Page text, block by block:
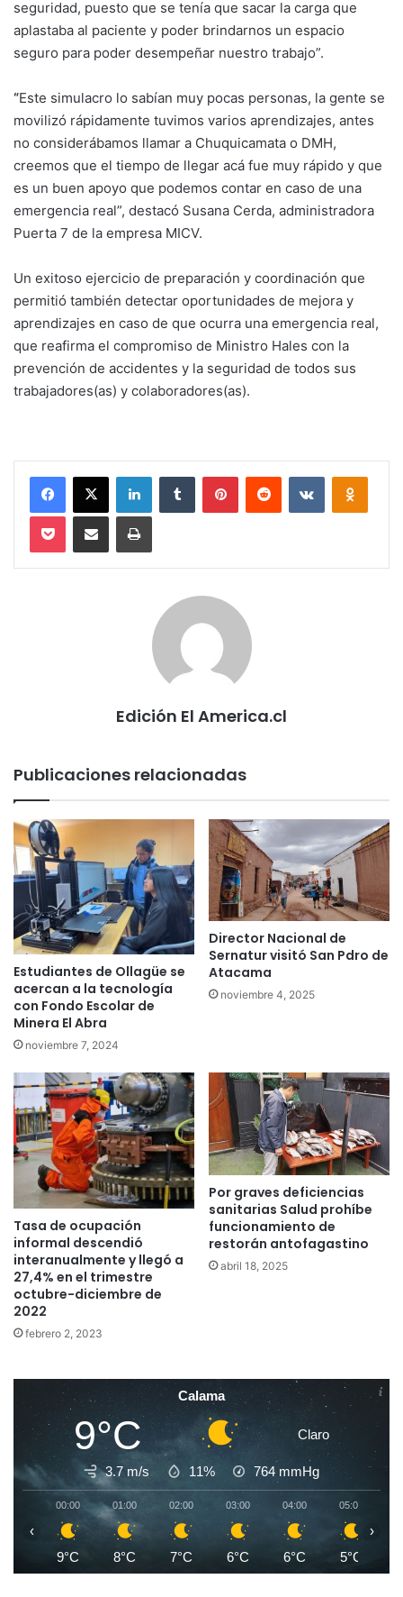
seguridad, puesto que se tenía que sacar la carga que
aplastaba al paciente y poder brindarnos un espacio
seguro para poder desempeñar nuestro trabajo”.
“Este simulacro lo sabían muy pocas personas, la gente se
movilizó rápidamente tuvimos varios aprendizajes, antes
no considerábamos llamar a Chuquicamata o DMH,
creemos que el tiempo de llegar acá fue muy rápido y que
es un buen apoyo que podemos contar en caso de una
emergencia real”, destacó Susana Cerda, administradora
Puerta 7 de la empresa MICV.
Un exitoso ejercicio de preparación y coordinación que
permitió también detectar oportunidades de mejora y
aprendizajes en caso de que ocurra una emergencia real,
que reafirma el compromiso de Ministro Hales con la
prevención de accidentes y la seguridad de todos sus
trabajadores(as) y colaboradores(as).
Facebook
X LinkedInTumblr PinterestReddit VKontakte
Pocket Compartir via email Imprimir
Edición El America.cl
Publicaciones relacionadas
Estudiantes de Ollagüe se
acercan a la tecnología
con Fondo Escolar de
Minera El Abra
noviembre 7, 2024
Director Nacional de
Sernatur visitó San Pdro de
Atacama
noviembre 4, 2025
Tasa de ocupación
informal descendió
interanualmente y llegó a
27,4% en el trimestre
octubre-diciembre de
2022
febrero 2, 2023
Por graves deficiencias
sanitarias Salud prohíbe
funcionamiento de
restorán antofagastino
abril 18, 2025
Calama
9°C Claro
3.7 m/s 11% 764 mmHg
00:00
9°C
01:00
8°C
02:00
7°C
03:00
6°C
04:00
6°C
05:00
5°C
‹ ›